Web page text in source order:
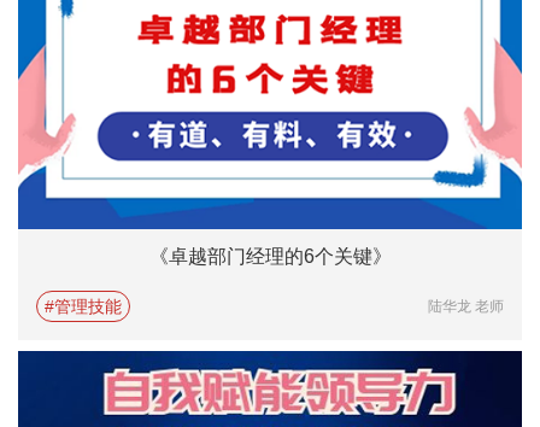
《卓越部门经理的6个关键》
#管理技能 陆华龙 老师